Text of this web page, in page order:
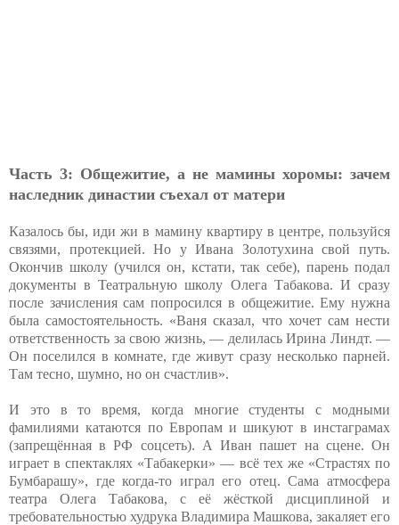
Часть 3: Общежитие, а не мамины хоромы: зачем
наследник династии съехал от матери
Казалось бы, иди жи в мамину квартиру в центре, пользуйся
связями, протекцией. Но у Ивана Золотухина свой путь.
Окончив школу (учился он, кстати, так себе), парень подал
документы в Театральную школу Олега Табакова. И сразу
после зачисления сам попросился в общежитие. Ему нужна
была самостоятельность. «Ваня сказал, что хочет сам нести
ответственность за свою жизнь, — делилась Ирина Линдт. —
Он поселился в комнате, где живут сразу несколько парней.
Там тесно, шумно, но он счастлив».
И это в то время, когда многие студенты с модными
фамилиями катаются по Европам и шикуют в инстаграмах
(запрещённая в РФ соцсеть). А Иван пашет на сцене. Он
играет в спектаклях «Табакерки» — всё тех же «Страстях по
Бумбарашу», где когда-то играл его отец. Сама атмосфера
театра Олега Табакова, с её жёсткой дисциплиной и
требовательностью худрука Владимира Машкова, закаляет его